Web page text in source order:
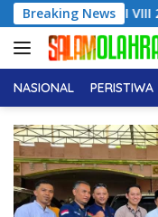
Langsung
ke
konten
Breaking News
ICMI VIII 2026,
NASIONAL PERISTIWA